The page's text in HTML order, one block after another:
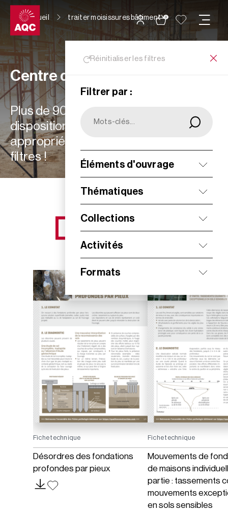
Panneau de gestion des cookies
0
Accueil traiter moisissures bâtiment
Réinitialiser les filtres
Filtrer par :
Éléments d'ouvrage
Thématiques
Collections
Activités
Formats
Centre de ressources
Plus de 900 ressources à votre
disposition : choisissez les plus
appropriées à vos besoins grâce aux
filtres !
NOS NOUVEAUTÉS
Fiche technique
Désordres des fondations
profondes par pieux
Fiche technique
Mouvements de
de maisons
partie : tassements
mouvements
en sols sensibles